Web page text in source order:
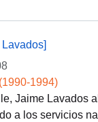
1994)
Jaime Lavados
a los servicios